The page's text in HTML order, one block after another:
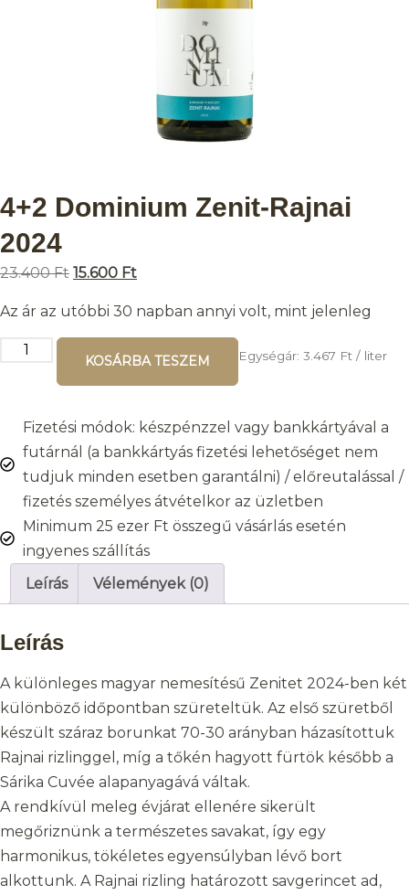
4+2 Dominium Zenit-Rajnai
2024
23.400Ft 15.600 Ft
Az ár az utóbbi 30 napban annyi volt, mint jelenleg
KOSÁRBA TESZEM Egységár:3.467 Ft / liter
Fizetési módok: készpénzzel vagy bankkártyával a
futárnál (a bankkártyás fizetési lehetőséget nem
tudjuk minden esetben garantálni) / előreutalással /
fizetés személyes átvételkor az üzletben
Minimum 25 ezer Ft összegű vásárlás esetén
ingyenes szállítás
Leírás
Vélemények (0)
Leírás
A különleges magyar nemesítésű Zenitet 2024-ben két
különböző időpontban szüreteltük. Az első szüretből
készült száraz borunkat 70-30 arányban házasítottuk
Rajnai rizlinggel, míg a tőkén hagyott fürtök később a
Sárika Cuvée alapanyagává váltak.
A rendkívül meleg évjárat ellenére sikerült
megőriznünk a természetes savakat, így egy
harmonikus, tökéletes egyensúlyban lévő bort
alkottunk. A Rajnai rizling határozott savgerincet ad,